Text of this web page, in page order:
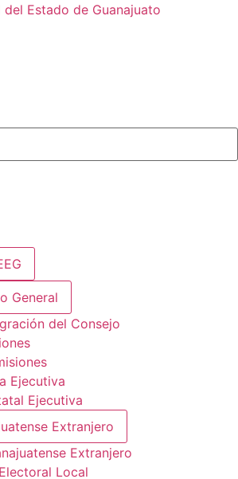
General
del Consejo
Ejecutiva
Ejecutiva
Extranjero
Extranjero
Local